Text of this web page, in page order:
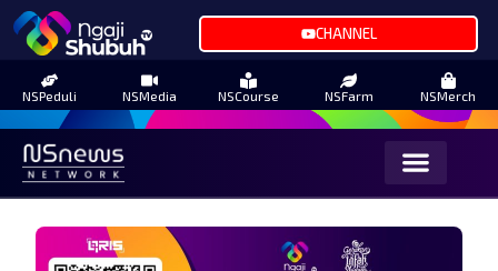
CHANNEL
NSPeduli NSMedia NSCourse NSFarm NSMerch